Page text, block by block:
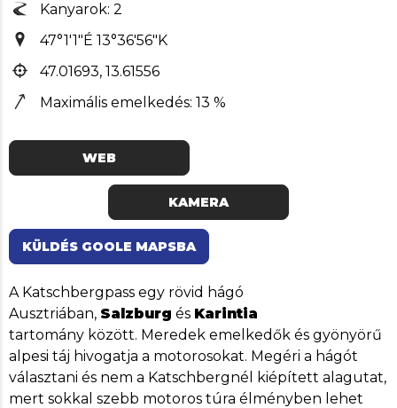
Kanyarok: 2
47°1'1"É 13°36'56"K
47.01693, 13.61556
Maximális emelkedés: 13 %
WEB
KAMERA
KÜLDÉS GOOLE MAPSBA
A Katschbergpass egy rövid hágó
Ausztriában, Salzburg és Karintia
tartomány között. Meredek emelkedők és gyönyörű
alpesi táj hivogatja a motorosokat. Megéri a hágót
választani és nem a Katschbergnél kiépített alagutat,
mert sokkal szebb motoros túra élményben lehet